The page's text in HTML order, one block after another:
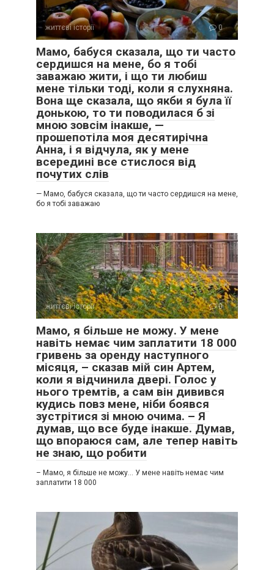
життєві історії 0
Мамо, бабуся сказала, що ти часто
сердишся на мене, бо я тобі
заважаю жити, і що ти любиш
мене тільки тоді, коли я слухняна.
Вона ще сказала, що якби я була її
донькою, то ти поводилася б зі
мною зовсім інакше, —
прошепотіла моя десятирічна
Анна, і я відчула, як у мене
всередині все стислося від
почутих слів
— Мамо, бабуся сказала, що ти часто сердишся на мене,
бо я тобі заважаю
життєві історії 0
Мамо, я більше не можу. У мене
навіть немає чим заплатити 18 000
гривень за оренду наступного
місяця, – сказав мій син Артем,
коли я відчинила двері. Голос у
нього тремтів, а сам він дивився
кудись повз мене, ніби боявся
зустрітися зі мною очима. – Я
думав, що все буде інакше. Думав,
що впораюся сам, але тепер навіть
не знаю, що робити
– Мамо, я більше не можу… У мене навіть немає чим
заплатити 18 000